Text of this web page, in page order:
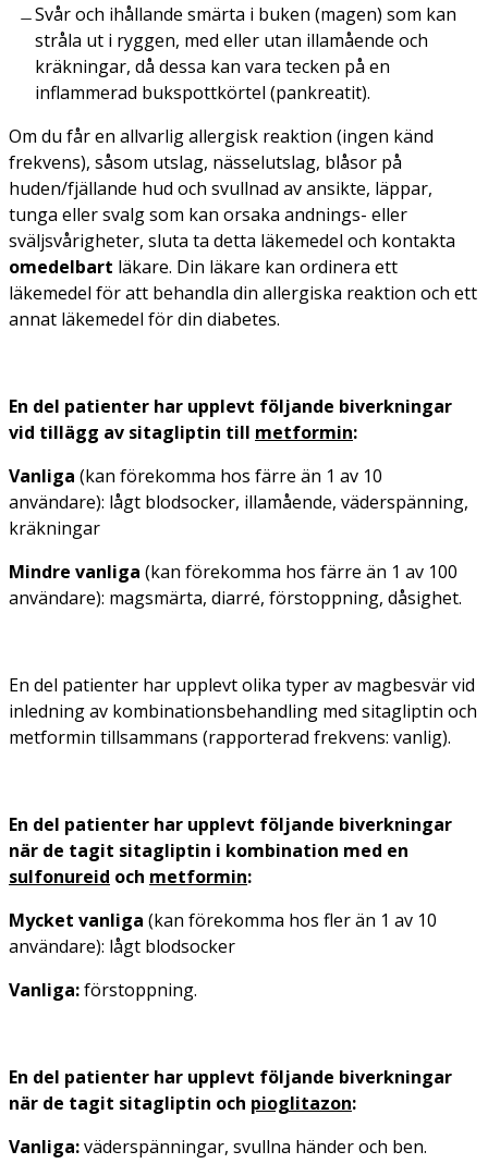
Svår och ihållande smärta i buken (magen) som kan
stråla ut i ryggen, med eller utan illamående och
kräkningar, då dessa kan vara tecken på en
inflammerad bukspottkörtel (pankreatit).
Om du får en allvarlig allergisk reaktion (ingen känd
frekvens), såsom utslag, nässelutslag, blåsor på
huden/fjällande hud och svullnad av ansikte, läppar,
tunga eller svalg som kan orsaka andnings- eller
sväljsvårigheter, sluta ta detta läkemedel och kontakta
omedelbart läkare. Din läkare kan ordinera ett
läkemedel för att behandla din allergiska reaktion och ett
annat läkemedel för din diabetes.
En del patienter har upplevt följande biverkningar
vid tillägg av sitagliptin till metformin:
Vanliga (kan förekomma hos färre än 1 av 10
användare): lågt blodsocker, illamående, väderspänning,
kräkningar
Mindre vanliga (kan förekomma hos färre än 1 av 100
användare): magsmärta, diarré, förstoppning, dåsighet.
En del patienter har upplevt olika typer av magbesvär vid
inledning av kombinationsbehandling med sitagliptin och
metformin tillsammans (rapporterad frekvens: vanlig).
En del patienter har upplevt följande biverkningar
när de tagit sitagliptin i kombination med en
sulfonureid och metformin:
Mycket vanliga (kan förekomma hos fler än 1 av 10
användare): lågt blodsocker
Vanliga:förstoppning.
En del patienter har upplevt följande biverkningar
när de tagit sitagliptin och pioglitazon:
Vanliga:väderspänningar, svullna händer och ben.